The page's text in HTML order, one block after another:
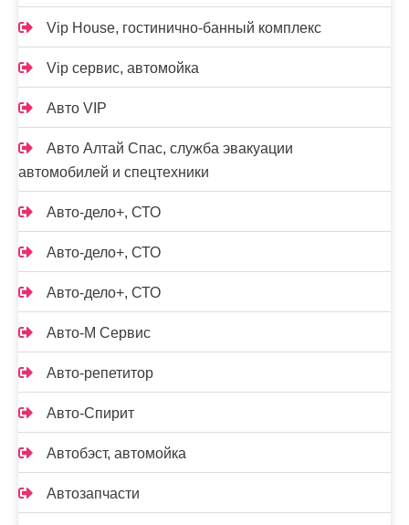
Vip House, гостинично-банный комплекс
Vip сервис, автомойка
Авто VIP
Авто Алтай Спас, служба эвакуации
автомобилей и спецтехники
Авто-дело+, СТО
Авто-дело+, СТО
Авто-дело+, СТО
Авто-М Сервис
Авто-репетитор
Авто-Спирит
Автобэст, автомойка
Автозапчасти